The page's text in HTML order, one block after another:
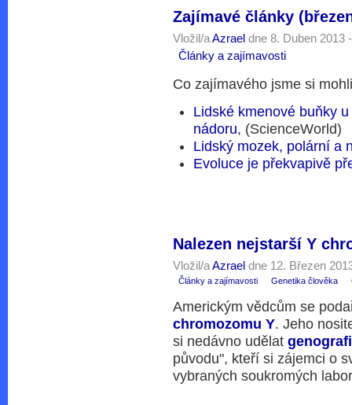
Zajímavé články
Vložil/aAzrael dne 8. Duben 2013
Články a zajímavosti
Co zajímavého jsme si
Lidské kmenové buňky
nádoru, (ScienceWorld)
Lidský mozek, polární a
Evoluce je překvapivě
Nalezen nejstarší Y
Vložil/aAzrael dne 12. Březen
Články a zajímavosti Genetika člověka
Americkým vědcům se
chromozomu Y. Jeho
si nedávno udělat
původu", kteří si zájemci o
vybraných soukromých